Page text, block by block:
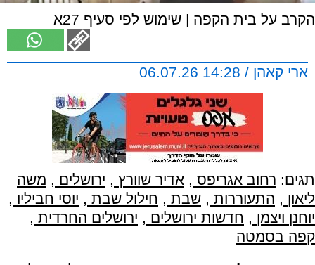
הקרב על בית הקפה | שימוש לפי סעיף 27א
ארי קאהן / 14:28 06.07.26
תגים: רחוב אגריפס , אדיר שוורץ , ירושלים , משה
ליאון , התעוררות , שבת , חילול שבת , יוסי חביליו ,
יוחנן ויצמן , חדשות ירושלים , ירושלים החרדית ,
קפה בסמטה